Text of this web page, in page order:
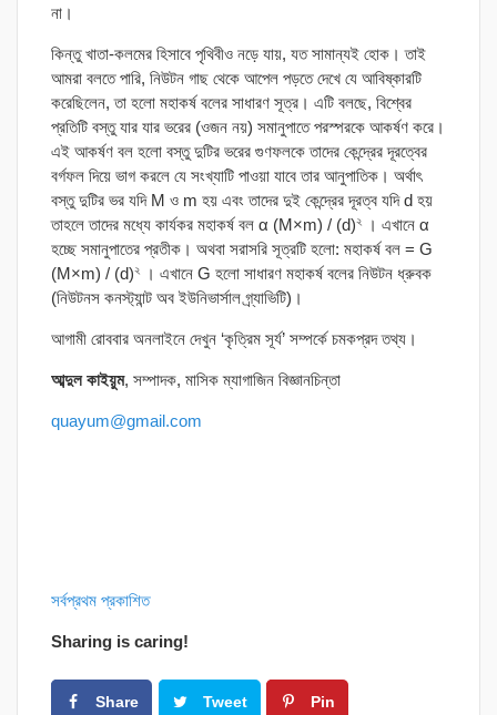
না।
কিন্তু খাতা-কলমের হিসাবে পৃথিবীও নড়ে যায়, যত সামান্যই হোক। তাই
আমরা বলতে পারি, নিউটন গাছ থেকে আপেল পড়তে দেখে যে আবিষ্কারটি
করেছিলেন, তা হলো মহাকর্ষ বলের সাধারণ সূত্র। এটি বলছে, বিশ্বের
প্রতিটি বস্তু যার যার ভরের (ওজন নয়) সমানুপাতে পরস্পরকে আকর্ষণ করে।
এই আকর্ষণ বল হলো বস্তু দুটির ভরের গুণফলকে তাদের কেন্দ্রের দূরত্বের
বর্গফল দিয়ে ভাগ করলে যে সংখ্যাটি পাওয়া যাবে তার আনুপাতিক। অর্থাৎ
বস্তু দুটির ভর যদি M ও m হয় এবং তাদের দুই কেন্দ্রের দূরত্ব যদি d হয়
তাহলে তাদের মধ্যে কার্যকর মহাকর্ষ বল α (M×m) / (d)২
। এখানে α
হচ্ছে সমানুপাতের প্রতীক। অথবা সরাসরি সূত্রটি হলো: মহাকর্ষ বল = G
(M×m) / (d)২
। এখানে G হলো সাধারণ মহাকর্ষ বলের নিউটন ধ্রুবক
(নিউটনস কনস্ট্যান্ট অব ইউনিভার্সাল গ্র্যাভিটি)।
আগামী রোববার অনলাইনে দেখুন ‘কৃত্রিম সূর্য’ সম্পর্কে চমকপ্রদ তথ্য।
আব্দুল কাইয়ুম, সম্পাদক, মাসিক ম্যাগাজিন বিজ্ঞানচিন্তা
quayum@gmail.com
সর্বপ্রথম প্রকাশিত
Sharing is caring!
Share Tweet Pin